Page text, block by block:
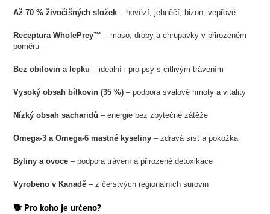
Až 70 % živočišných složek – hovězí, jehněčí, bizon, vepřové
Receptura WholePrey™ – maso, droby a chrupavky v přirozeném
poměru
Bez obilovin a lepku – ideální i pro psy s citlivým trávením
Vysoký obsah bílkovin (35 %) – podpora svalové hmoty a vitality
Nízký obsah sacharidů – energie bez zbytečné zátěže
Omega-3 a Omega-6 mastné kyseliny – zdravá srst a pokožka
Byliny a ovoce – podpora trávení a přirozené detoxikace
Vyrobeno v Kanadě – z čerstvých regionálních surovin
🐕 Pro koho je určeno?